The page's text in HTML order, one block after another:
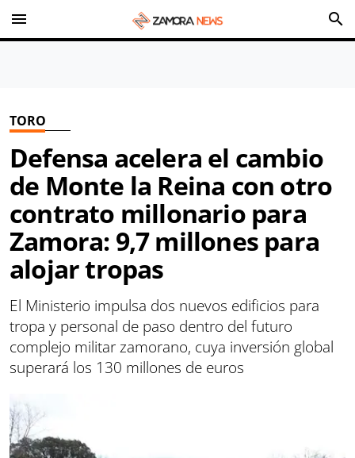
menu search
TORO
Defensa acelera el cambio
de Monte la Reina con otro
contrato millonario para
Zamora: 9,7 millones para
alojar tropas
El Ministerio impulsa dos nuevos edificios para
tropa y personal de paso dentro del futuro
complejo militar zamorano, cuya inversión global
superará los 130 millones de euros